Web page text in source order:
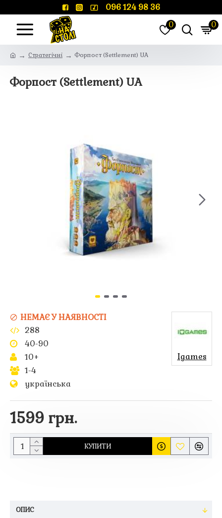
096 124 98 36
0 0
Стратегічні Форпост (Settlement) UA
Форпост (Settlement) UA
1599 грн.
НЕМАЄ У НАЯВНОСТІ
288
40-90
10+
1-4
українська
Igames
КУПИТИ
ОПИС